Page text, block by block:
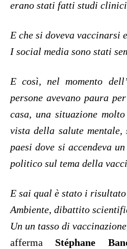
erano stati fatti studi
E che si doveva vaccinarsi
I social media sono stati
E così, nel momento
persone avevano paura
casa, una situazione
vista della salute mentale,
paesi dove si accendeva
politico sul tema della
E sai qual è stato i
Ambiente, dibattito
Un un tasso di
afferma Stéphane